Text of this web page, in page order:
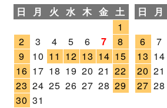
日
月 火 水 木 金 土
1
2
3 4 5 6 7
8
9
10 11 12 13 14 15
16 17 18 19 20 21 22
23 24 25 26 27 28 29
30 31
日
月
6
7
13 14
20 21
27 28